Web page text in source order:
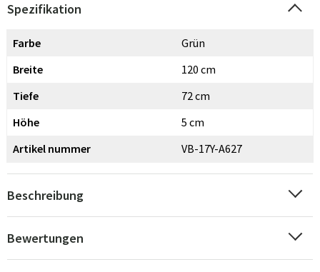
Spezifikation
Farbe
Grün
Breite
120 cm
Tiefe
72 cm
Höhe
5 cm
Artikel nummer
VB-17Y-A627
Beschreibung
Bewertungen